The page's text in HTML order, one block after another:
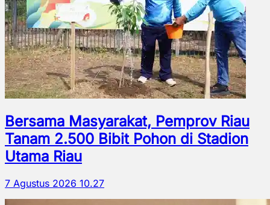
Bersama Masyarakat, Pemprov Riau
Tanam 2.500 Bibit Pohon di Stadion
Utama Riau
7 Agustus 2026 10.27